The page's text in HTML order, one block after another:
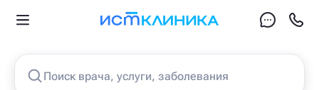
Поиск врача, услуги, заболевания